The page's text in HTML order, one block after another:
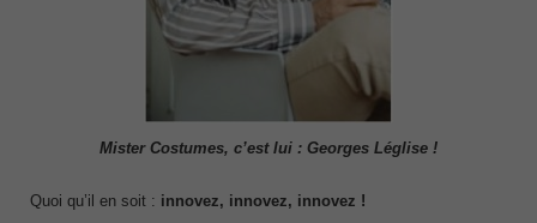
Mister Costumes, c’est lui : Georges Léglise !
Quoi qu’il en soit : innovez, innovez, innovez !